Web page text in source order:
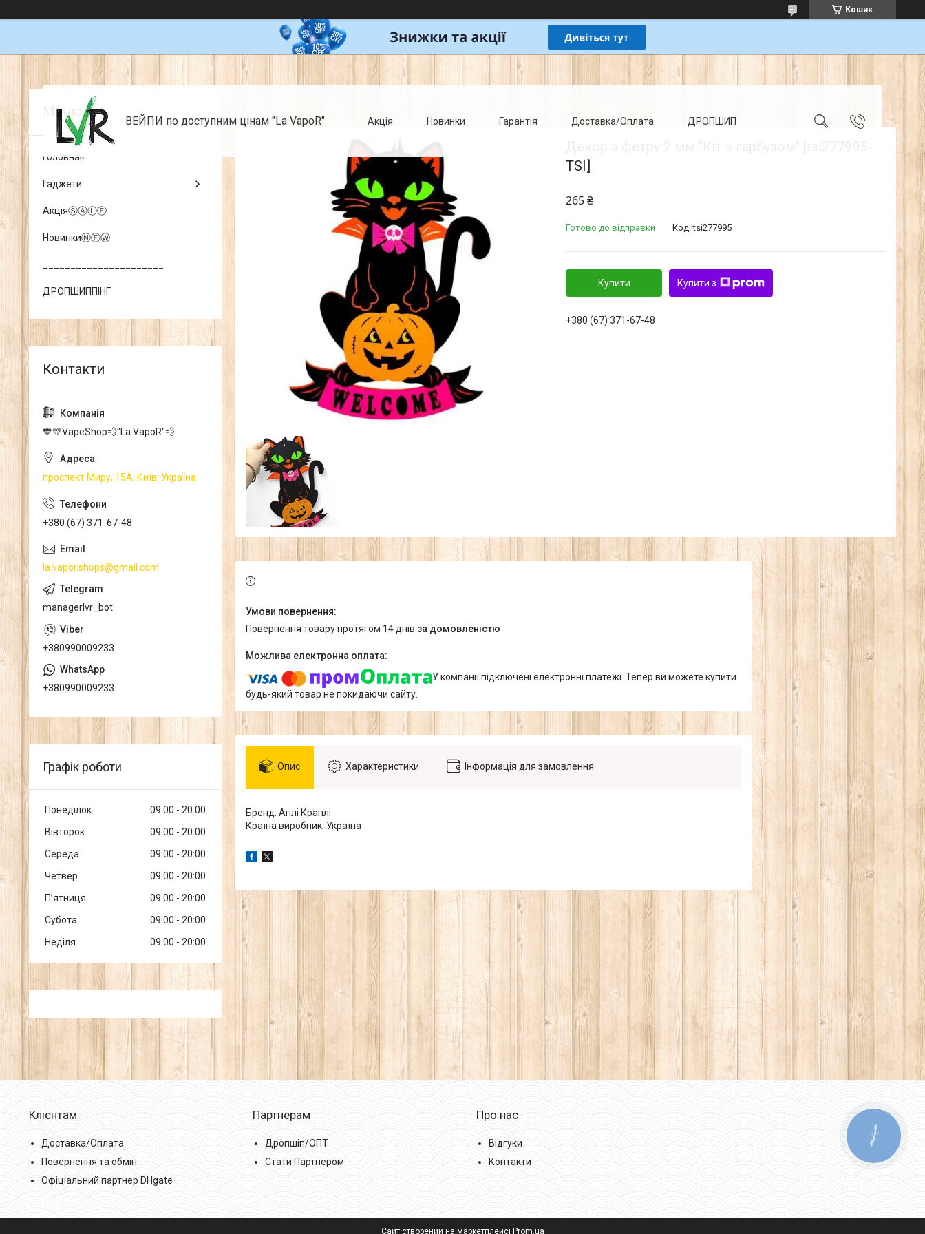
Кошик
ВЕЙПИ по доступним цінам "La VapoR" Акція Новинки Гарантія Доставка/Оплата ДРОПШИП
TSI]
265 ₴
Готово до відправки Код:tsi277995
Купити Купити з
+380 (67) 371-67-48
повернення товару протягом 14 днів за домовленістю
У компанії підключені електронні платежі. Тепер ви можете купити
будь-який товар не покидаючи сайту.
Опис Характеристики Інформація для замовлення
Бренд: Аплі Краплі
Країна виробник: Україна
Головна✅
Гаджети
АкціяⓈⒶⓁⒺ
НовинкиⓃⒺⓌ
ДРОПШИППІНГ
💙💛VapeShop💨"La VapoR"💨
проспект Миру, 15А, Київ, Україна
+380 (67) 371-67-48
la.vapor.shops@gmail.com
managerlvr_bot
+380990009233
+380990009233
Графік роботи
Понеділок 09:00
20:00
Вівторок
09:00
20:00
Середа
09:00
20:00
Четвер
09:00
20:00
Пʼятниця
09:00
20:00
Субота
09:00
20:00
Неділя
09:00 20:00
Клієнтам
Доставка/Оплата
Повернення та обмін
Офіціальний партнер DHgate
Партнерам
Дропшіп/ОПТ
Стати Партнером
Про нас
Відгуки
Контакти
Сайт створений на маркетплейсі Prom.ua